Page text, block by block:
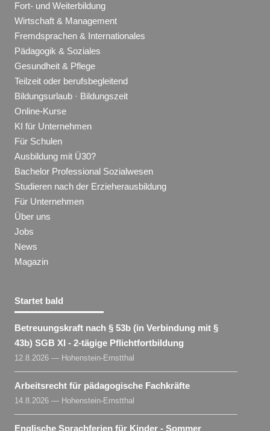
Fort- und Weiterbildung
Wirtschaft & Management
Fremdsprachen & Internationales
Pädagogik & Soziales
Gesundheit & Pflege
Teilzeit oder berufsbegleitend
Bildungsurlaub · Bildungszeit
Online-Kurse
KI für Unternehmen
Für Schulen
Ausbildung mit Ü30?
Bachelor Professional Sozialwesen
Studieren nach der Erzieherausbildung
Für Unternehmen
Über uns
Jobs
News
Magazin
Startet bald
Betreuungskraft nach § 53b (in Verbindung mit §
43b) SGB XI - 2-tägige Pflichtfortbildung
12.8.2026 — Hohenstein-Ernstthal
Arbeitsrecht für pädagogische Fachkräfte
14.8.2026 — Hohenstein-Ernstthal
Englische Sprachferien für Kinder - Sommer